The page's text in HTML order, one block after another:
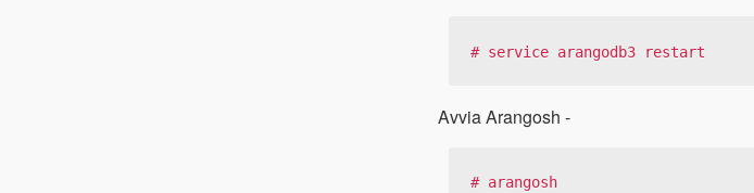
# service arangodb3 restart
Avvia Arangosh -
# arangosh